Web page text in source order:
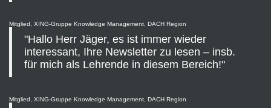
Mitglied, XING-Gruppe Knowledge Management, DACH Region
"Hallo Herr Jäger, es ist immer wieder
interessant, Ihre Newsletter zu lesen – insb.
für mich als Lehrende in diesem Bereich!"
Mitglied, XING-Gruppe Knowledge Management, DACH Region